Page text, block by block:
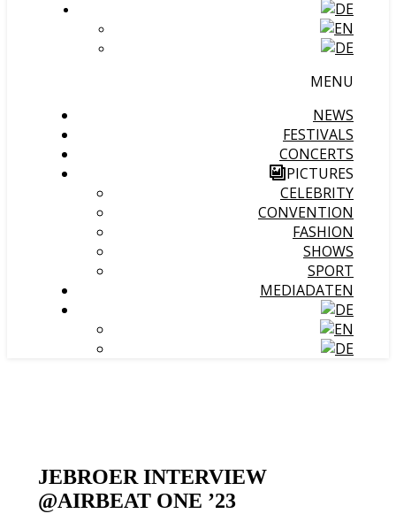
MENU
NEWS
FESTIVALS
CONCERTS
PICTURES
CELEBRITY
CONVENTION
FASHION
SHOWS
SPORT
MEDIADATEN
JEBROER INTERVIEW
@AIRBEAT ONE ’23